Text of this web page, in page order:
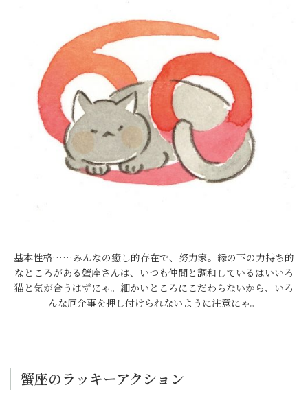
基本性格……みんなの癒し的存在で、努力家。縁の下の力持ち的
なところがある蟹座さんは、いつも仲間と調和しているはいいろ
猫と気が合うはずにゃ。細かいところにこだわらないから、いろ
んな厄介事を押し付けられないように注意にゃ。
蟹座のラッキーアクション